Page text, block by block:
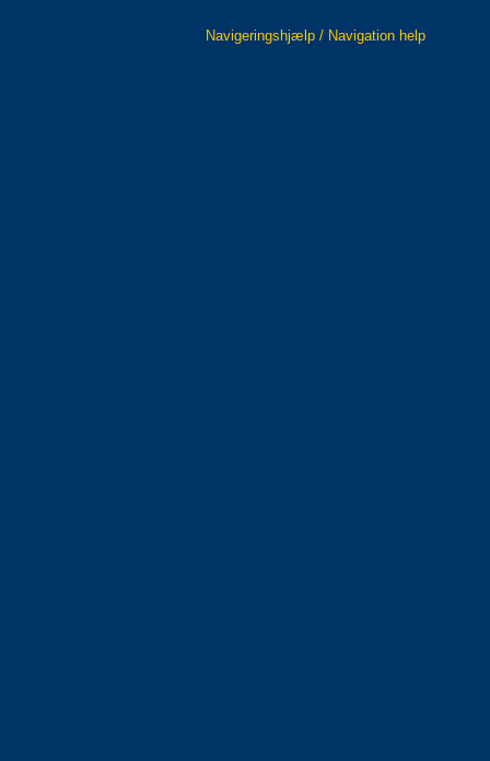
Navigeringshjælp / Navigation help